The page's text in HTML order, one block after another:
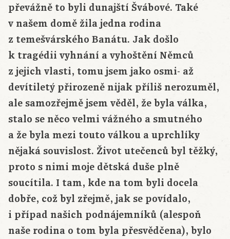
převážně to byli dunajští Švábové. Také
v našem domě žila jedna rodina
z temešvárského Banátu. Jak došlo
k tragédii vyhnání a vyhoštění Němců
z jejich vlasti, tomu jsem jako osmi- až
devítiletý přirozeně nijak příliš nerozuměl,
ale samozřejmě jsem věděl, že byla válka,
stalo se něco velmi vážného a smutného
a že byla mezi touto válkou a uprchlíky
nějaká souvislost. Život utečenců byl těžký,
proto s nimi moje dětská duše plně
soucítila. I tam, kde na tom byli docela
dobře, což byl zřejmě, jak se povídalo,
i případ našich podnájemníků (alespoň
naše rodina o tom byla přesvědčena), bylo